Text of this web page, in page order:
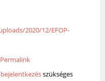
2020/12/EFOP-
Permalink
bejelentkezésszükséges